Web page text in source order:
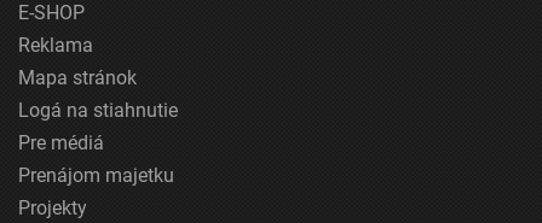
E-SHOP
Reklama
Mapa stránok
Logá na stiahnutie
Pre médiá
Prenájom majetku
Projekty